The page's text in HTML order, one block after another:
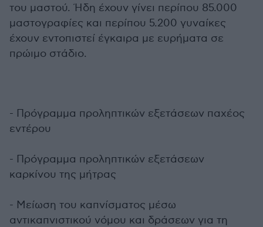
του μαστού. Ήδη έχουν γίνει περίπου 85.000
μαστογραφίες και περίπου 5.200 γυναίκες
έχουν εντοπιστεί έγκαιρα με ευρήματα σε
πρώιμο στάδιο.
- Πρόγραμμα προληπτικών εξετάσεων παχέος
εντέρου
- Πρόγραμμα προληπτικών εξετάσεων
καρκίνου της μήτρας
- Μείωση του καπνίσματος μέσω
αντικαπνιστικού νόμου και δράσεων για τη